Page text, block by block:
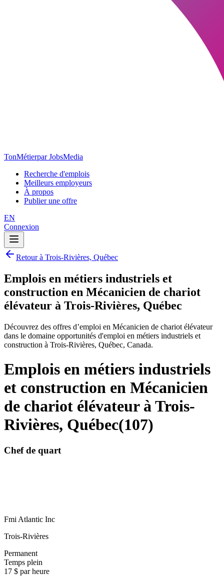
TonMétierpar JobsMedia
Recherche d'emplois
Meilleurs employeurs
À propos
Publier une offre
EN
Connexion
Retour à Trois-Rivières, Québec
Emplois en métiers industriels et
construction en Mécanicien de chariot
élévateur à Trois-Rivières, Québec
Découvrez des offres d’emploi en Mécanicien de chariot élévateur
dans le domaine opportunités d'emploi en métiers industriels et
construction à Trois-Rivières, Québec, Canada.
Emplois en métiers industriels
et construction en Mécanicien
de chariot élévateur à Trois-
Rivières, Québec(107)
Chef de quart
Fmi Atlantic Inc
Trois-Rivières
Permanent
Temps plein
17 $ par heure